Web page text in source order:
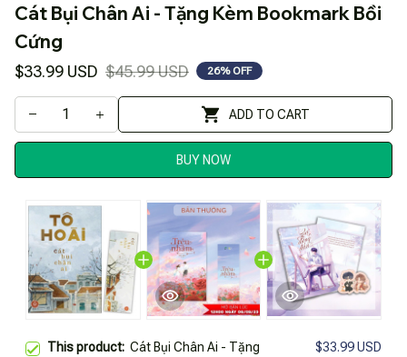
Cát Bụi Chân Ai - Tặng Kèm Bookmark Bồi
Cứng
$33.99 USD $45.99 USD 26% OFF
ADD TO CART
BUY NOW
This product: Cát Bụi Chân Ai - Tặng
$33.99 USD